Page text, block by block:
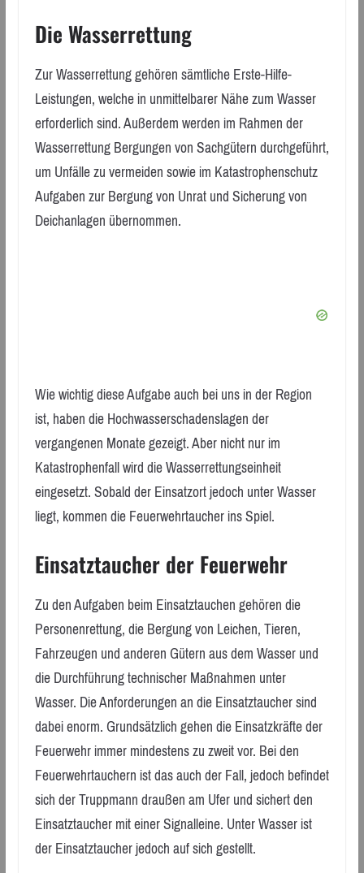
Die Wasserrettung
Zur Wasserrettung gehören sämtliche Erste-Hilfe-
Leistungen, welche in unmittelbarer Nähe zum Wasser
erforderlich sind. Außerdem werden im Rahmen der
Wasserrettung Bergungen von Sachgütern durchgeführt,
um Unfälle zu vermeiden sowie im Katastrophenschutz
Aufgaben zur Bergung von Unrat und Sicherung von
Deichanlagen übernommen.
Wie wichtig diese Aufgabe auch bei uns in der Region
ist, haben die Hochwasserschadenslagen der
vergangenen Monate gezeigt. Aber nicht nur im
Katastrophenfall wird die Wasserrettungseinheit
eingesetzt. Sobald der Einsatzort jedoch unter Wasser
liegt, kommen die Feuerwehrtaucher ins Spiel.
Einsatztaucher der Feuerwehr
Zu den Aufgaben beim Einsatztauchen gehören die
Personenrettung, die Bergung von Leichen, Tieren,
Fahrzeugen und anderen Gütern aus dem Wasser und
die Durchführung technischer Maßnahmen unter
Wasser. Die Anforderungen an die Einsatztaucher sind
dabei enorm. Grundsätzlich gehen die Einsatzkräfte der
Feuerwehr immer mindestens zu zweit vor. Bei den
Feuerwehrtauchern ist das auch der Fall, jedoch befindet
sich der Truppmann draußen am Ufer und sichert den
Einsatztaucher mit einer Signalleine. Unter Wasser ist
der Einsatztaucher jedoch auf sich gestellt.